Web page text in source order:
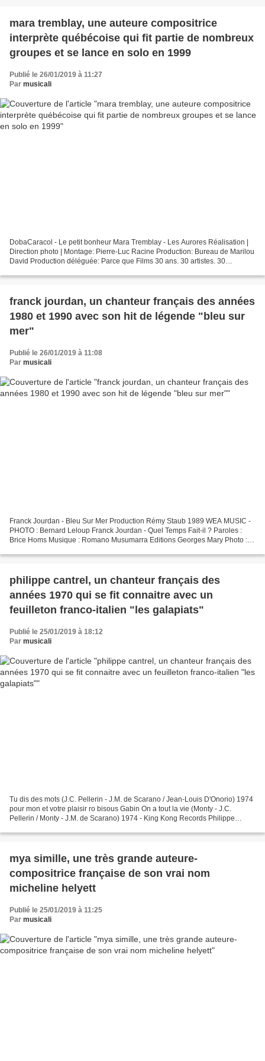
mara tremblay, une auteure compositrice
interprète québécoise qui fit partie de nombreux
groupes et se lance en solo en 1999
Publié le 26/01/2019 à 11:27
Par musicali
DobaCaracol - Le petit bonheur Mara Tremblay - Les Aurores Réalisation |
Direction photo | Montage: Pierre-Luc Racine Production: Bureau de Marilou
David Production déléguée: Parce que Films 30 ans. 30 artistes. 30
franck jourdan, un chanteur français des années
1980 et 1990 avec son hit de légende "bleu sur
mer"
Publié le 26/01/2019 à 11:08
Par musicali
Franck Jourdan - Bleu Sur Mer Production Rémy Staub 1989 WEA MUSIC -
PHOTO : Bernard Leloup Franck Jourdan - Quel Temps Fait-il ? Paroles :
Brice Homs Musique : Romano Musumarra Editions Georges Mary Photo :
philippe cantrel, un chanteur français des
années 1970 qui se fit connaitre avec un
feuilleton franco-italien "les galapiats"
Publié le 25/01/2019 à 18:12
Par musicali
Tu dis des mots (J.C. Pellerin - J.M. de Scarano / Jean-Louis D'Onorio) 1974
pour mon et votre plaisir ro bisous Gabin On a tout la vie (Monty - J.C.
Pellerin / Monty - J.M. de Scarano) 1974 - King Kong Records Philippe
mya simille, une très grande auteure-
compositrice française de son vrai nom
micheline helyett
Publié le 25/01/2019 à 11:25
Par musicali